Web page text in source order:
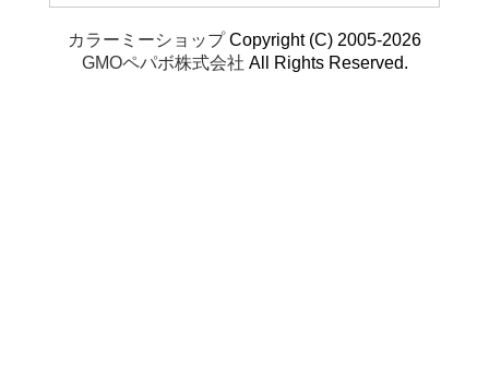
カラーミーショップCopyright (C) 2005-2026
GMOペパボ株式会社 All Rights Reserved.